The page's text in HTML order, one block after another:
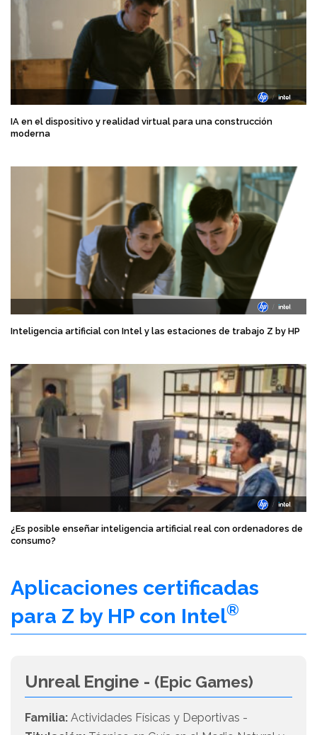
IA en el dispositivo y realidad virtual para una construcción
moderna
Inteligencia artificial con Intel y las estaciones de trabajo Z by HP
¿Es posible enseñar inteligencia artificial real con ordenadores de
consumo?
Aplicaciones certificadas
para Z by HP con Intel®
Unreal Engine - (Epic Games)
Familia: Actividades Físicas y Deportivas -